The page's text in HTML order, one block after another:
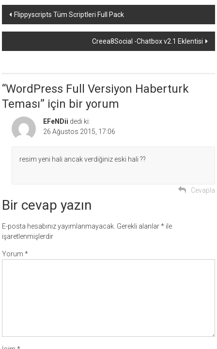
Yazı
dolaşımı
Flippyscripts Tüm Scriptleri Full Pack
Creea8Social -Chatbox v2.1 Eklentisi
“WordPress Full Versiyon Haberturk
Teması” için bir yorum
EFeNDii dedi ki:
26 Ağustos 2015, 17:06
resim yeni hali ancak verdiğiniz eski hali ??
Cevapla
Bir cevap yazın
E-posta hesabınız yayımlanmayacak. Gerekli alanlar* ile
işaretlenmişlerdir
Yorum*